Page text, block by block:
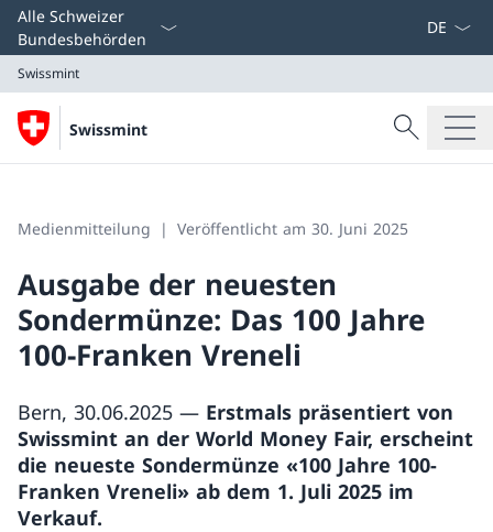
Alle Schweizer
Bundesbehörden
Swissmint
Swissmint
Suche
Suche
Medienmitteilung Veröffentlicht am 30. Juni 2025
Ausgabe der neuesten
Sondermünze: Das 100 Jahre
100-Franken Vreneli
Bern, 30.06.2025 — Erstmals präsentiert von
Swissmint an der World Money Fair, erscheint
die neueste Sondermünze «100 Jahre 100-
Franken Vreneli» ab dem 1. Juli 2025 im
Verkauf.